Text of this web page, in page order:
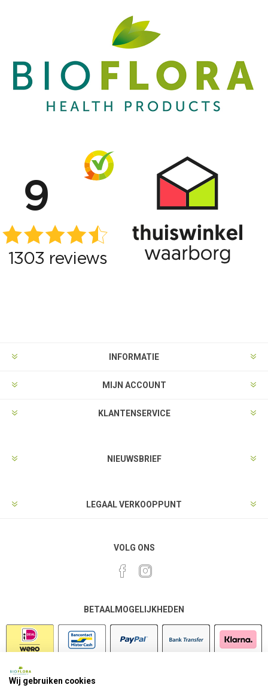
INFORMATIE
MIJN ACCOUNT
KLANTENSERVICE
NIEUWSBRIEF
LEGAAL VERKOOPPUNT
VOLG ONS
BETAALMOGELIJKHEDEN
Wij gebruiken cookies